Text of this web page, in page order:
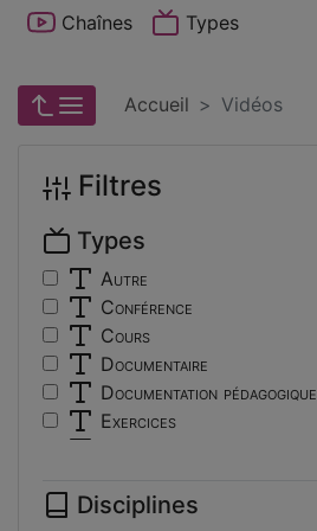
Chaînes Types
Accueil Vidéos
Filtres
Types
Autre
Conférence
Cours
Documentaire
Documentation pédagogique
Exercices
Travaux d'élèves/étudiants
Disciplines